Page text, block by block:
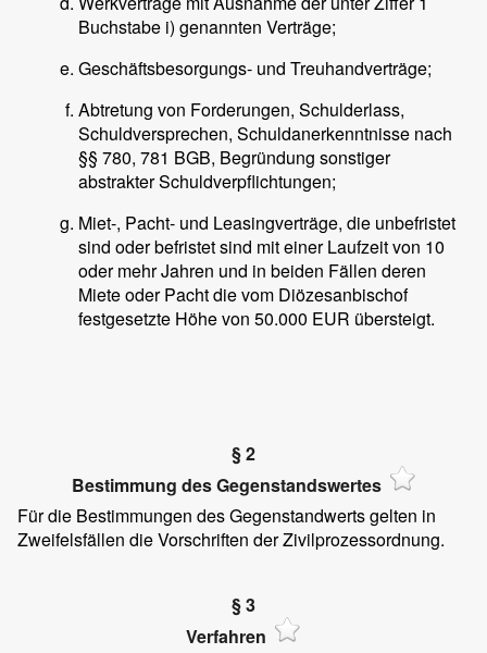
Buchstabe i) genannten Verträge;
Geschäftsbesorgungs- und Treuhandverträge;
Abtretung von Forderungen, Schulderlass,
Schuldversprechen, Schuldanerkenntnisse nach
§§ 780, 781 BGB, Begründung sonstiger
abstrakter Schuldverpflichtungen;
Miet-, Pacht- und Leasingverträge, die unbefristet
sind oder befristet sind mit einer Laufzeit von 10
oder mehr Jahren und in beiden Fällen deren
Miete oder Pacht die vom Diözesanbischof
festgesetzte Höhe von 50.000 EUR übersteigt.
§ 2
Bestimmung des Gegenstandswertes
Für die Bestimmungen des Gegenstandwerts gelten in
Zweifelsfällen die Vorschriften der Zivilprozessordnung.
§ 3
Verfahren